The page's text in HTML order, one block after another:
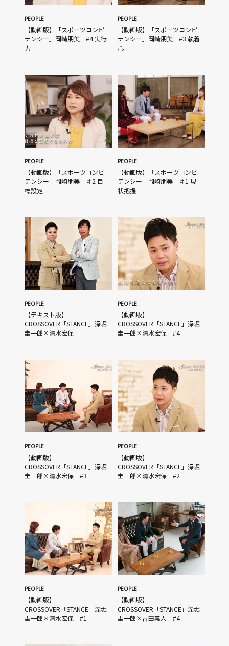
PEOPLE
【動画版】「スポーツコンピ
テンシー」岡崎朋美 #4 実行
力
PEOPLE
【動画版】「スポーツコンピ
テンシー」岡崎朋美 #3 執着
心
PEOPLE
【動画版】「スポーツコンピ
テンシー」岡崎朋美 ♯2 目
標設定
PEOPLE
【動画版】「スポーツコンピ
テンシー」岡崎朋美 ♯1 現
状把握
PEOPLE
【テキスト版】
CROSSOVER「STANCE」深堀
圭一郎×清水宏保
PEOPLE
【動画版】
CROSSOVER「STANCE」深堀
圭一郎×清水宏保 #4
PEOPLE
【動画版】
CROSSOVER「STANCE」深堀
圭一郎×清水宏保 #3
PEOPLE
【動画版】
CROSSOVER「STANCE」深堀
圭一郎×清水宏保 #2
PEOPLE
【動画版】
CROSSOVER「STANCE」深堀
圭一郎×清水宏保 #1
PEOPLE
【動画版】
CROSSOVER「STANCE」深堀
圭一郎×吉田義人 #4